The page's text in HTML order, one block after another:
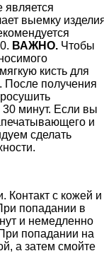
является
выемку
ВАЖНО. Чтобы
кисть для
После получения
30 минут. Если вы
и
сделать
Контакт с кожей и
попадании в
и немедленно
попадании на
а затем смойте